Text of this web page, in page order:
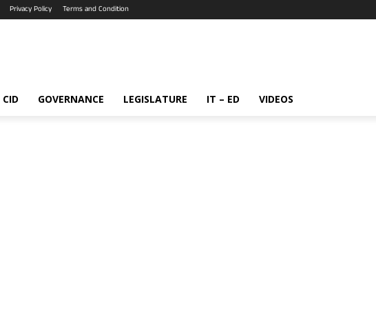
Privacy Policy Terms and Condition
CID GOVERNANCE LEGISLATURE IT – ED VIDEOS